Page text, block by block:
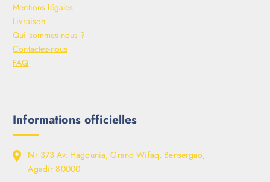
Mentions légales
Livraison
Qui sommes-nous ?
Contactez-nous
FAQ
Informations officielles
Nr 373 Av. Hagounia, Grand Wifaq, Bensergao,
Agadir 80000